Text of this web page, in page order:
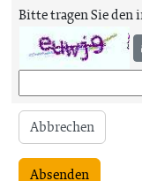
Bitte tragen Sie den
Abbrechen
Absenden